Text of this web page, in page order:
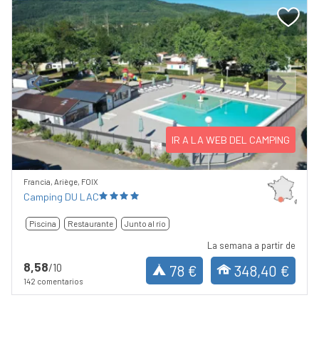
Previous Next
IR A LA WEB DEL CAMPING
Francia, Ariège, FOIX
Camping DU LAC
Piscina Restaurante Junto al río
8,58/10
142 comentarios
La semana a partir de
78 € 348,40 €